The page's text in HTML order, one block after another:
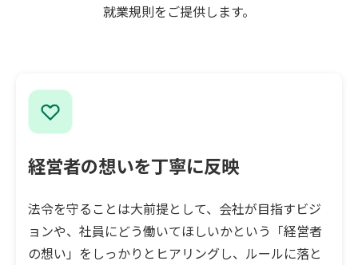
就業規則をご提供します。
経営者の想いを丁寧に反映
法令を守ることは大前提として、会社が目指すビジ
ョンや、社員にどう働いてほしいかという「経営者
の想い」をしっかりとヒアリングし、ルールに落と